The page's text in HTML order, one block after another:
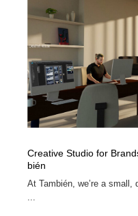
Creative Studio for
bién
At También, we’re a
...